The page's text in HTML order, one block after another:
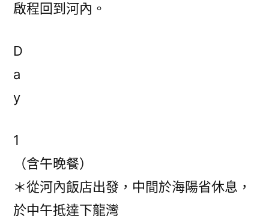
啟程回到河內。
D
a
y
1
（含午晚餐）
＊從河內飯店出發，中間於海陽省休息，
於中午抵達下龍灣